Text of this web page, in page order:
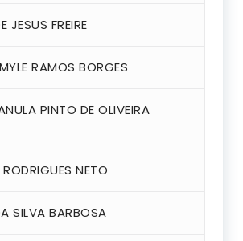
JESUS FREIRE
RAMOS BORGES
PINTO DE OLIVEIRA
NETO
SILVA BARBOSA